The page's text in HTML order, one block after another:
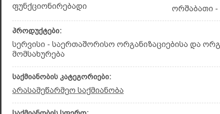
ფუნქციონირებადი ორშაბათი -
პროდუქტები:
სერვისი - საერთაშორისო ორგანიზაციებისა და
მომსახურება
საქმიანობის კატეგორიები:
არასამეწარმეო საქმიანობა